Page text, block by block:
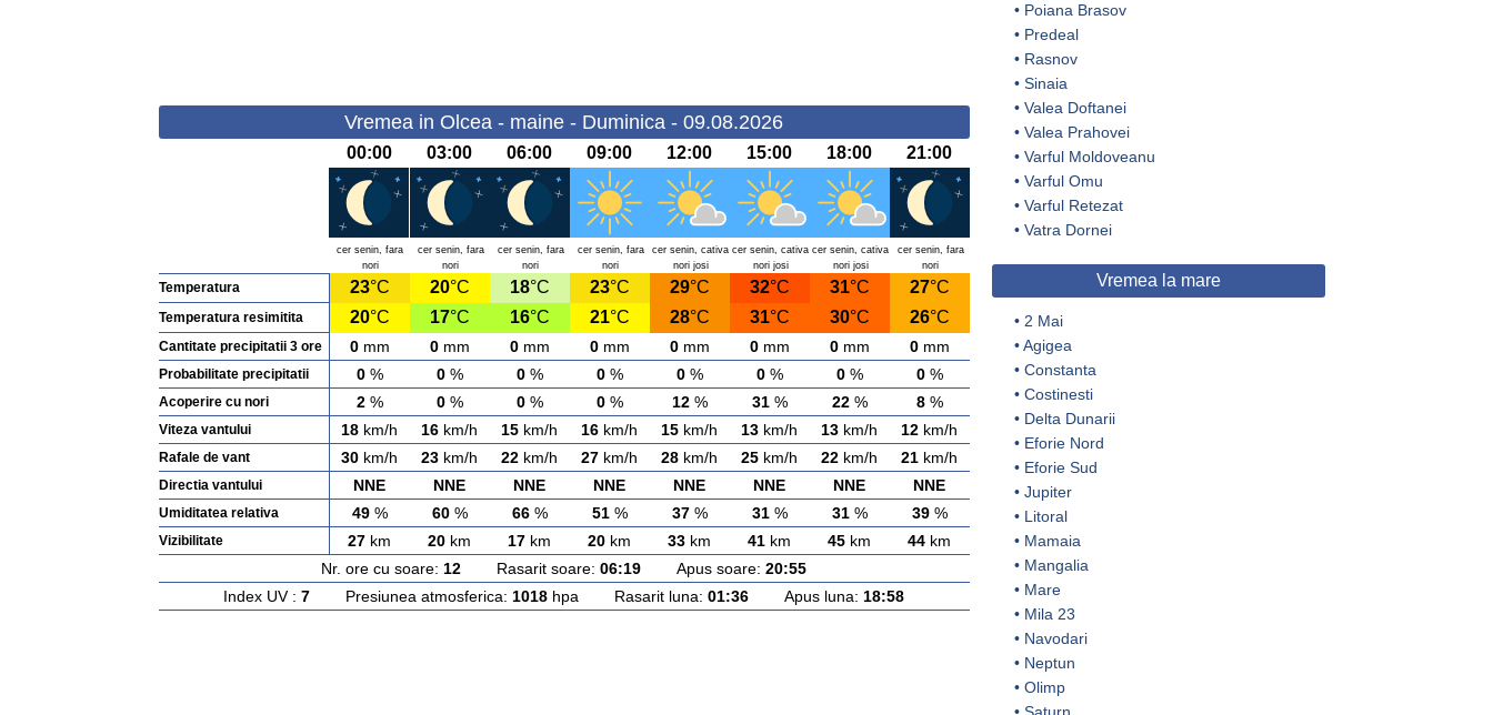
Vremea in Olcea - maine - Duminica - 09.08.2026
00:00 03:00 06:00 09:00 12:00 15:00 18:00 21:00
cer senin, fara
nori
cer senin, fara
nori
cer senin, fara
nori
cer senin, fara
nori
cer senin, cativa
nori josi
cer senin, cativa
nori josi
cer senin, cativa
nori josi
cer senin, fara
nori
Temperatura 23°C 20°C 18°C 23°C 29°C 32°C 31°C 27°C
Temperatura resimitita 20°C 17°C 16°C 21°C 28°C 31°C 30°C 26°C
Cantitate precipitatii 3 ore 0mm 0mm 0mm 0mm 0mm 0mm 0mm 0mm
Probabilitate precipitatii 0% 0% 0% 0% 0% 0% 0% 0%
Acoperire cu nori 2% 0% 0% 0% 12% 31% 22% 8%
Viteza vantului 18 km/h 16 km/h 15 km/h 16 km/h 15 km/h 13 km/h 13 km/h 12 km/h
Rafale de vant 30 km/h 23 km/h 22 km/h 27 km/h 28 km/h 25 km/h 22 km/h 21 km/h
Directia vantului NNE NNE NNE NNE NNE NNE NNE NNE
Umiditatea relativa 49% 60% 66% 51% 37% 31% 31% 39%
Vizibilitate 27 km 20 km 17 km 20 km 33 km 41 km 45 km 44 km
Nr. ore cu soare: 12 Rasarit soare: 06:19 Apus soare: 20:55
Index UV : 7 Presiunea atmosferica: 1018 hpa Rasarit luna: 01:36 Apus luna: 18:58
• Poiana Brasov
• Predeal
• Rasnov
• Sinaia
• Valea Doftanei
• Valea Prahovei
• Varful Moldoveanu
• Varful Omu
• Varful Retezat
• Vatra Dornei
Vremea la mare
• 2 Mai
•Agigea
• Constanta
• Costinesti
• Delta Dunarii
• Eforie Nord
• Eforie Sud
• Jupiter
• Litoral
• Mamaia
• Mangalia
• Mare
• Mila 23
• Navodari
• Neptun
• Olimp